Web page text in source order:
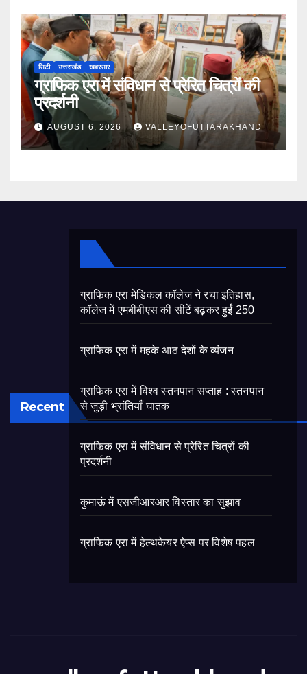
सिटी उत्तराखंड खबरसार
ग्राफिक एरा में संविधान से प्रेरित चित्रों की
प्रदर्शनी
AUGUST 6, 2026 VALLEYOFUTTARAKHAND
Recent
ग्राफिक एरा मेडिकल कॉलेज ने रचा इतिहास,
कॉलेज में एमबीबीएस की सीटें बढ़कर हुईं 250
ग्राफिक एरा में महके आठ देशों के व्यंजन
ग्राफिक एरा में विश्व स्तनपान सप्ताह : स्तनपान
से जुड़ी भ्रांतियाँ घातक
ग्राफिक एरा में संविधान से प्रेरित चित्रों की
प्रदर्शनी
कुमाऊं में एसजीआरआर विस्तार का सुझाव
ग्राफिक एरा में हेल्थकेयर ऐप्स पर विशेष पहल